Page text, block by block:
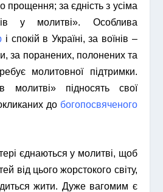
прощення; за єдність з усіма
у молитві». Особлива
і спокій в Україні, за воїнів –
за поранених, полонених та
молитовної підтримки.
молитві» підносять свої
до богопосвяченого
єднаються у молитві, щоб
від цього жорстокого світу,
жити. Дуже вагомим є